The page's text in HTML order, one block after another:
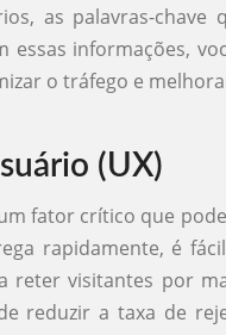
as palavras-chave
essas informações,
o tráfego e
(UX)
fator crítico que
rapidamente, é
reter visitantes por
reduzir a taxa de